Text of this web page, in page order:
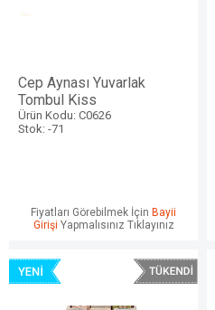
Cep Aynası Yuvarlak
Tombul Kiss
Ürün Kodu: C0626
Stok: -71
Fiyatları Görebilmek İçin Bayii
Girişi Yapmalısınız Tıklayınız